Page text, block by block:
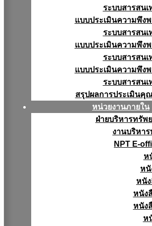
ระบบสารสนเ
แบบประเมินความพึง
ระบบสารสนเ
แบบประเมินความพึง
ระบบสารสนเ
แบบประเมินความพึง
ระบบสารสนเ
สรุปผลการประเมินคุ
หน่วยงานภายใน
ฝ่ายบริหารทรัพ
งานบริหาร
NPT E-
ห
หนั
หนั
หนัง
หนัง
ห